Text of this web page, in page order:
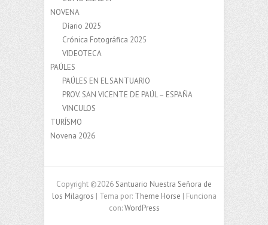
NOVENA
Díario 2025
Crónica Fotográfica 2025
VIDEOTECA
PAÚLES
PAÚLES EN EL SANTUARIO
PROV. SAN VICENTE DE PAÚL – ESPAÑA
VINCULOS
TURÍSMO
Novena 2026
Copyright ©2026 Santuario Nuestra Señora de
los Milagros | Tema por: Theme Horse | Funciona
con:WordPress